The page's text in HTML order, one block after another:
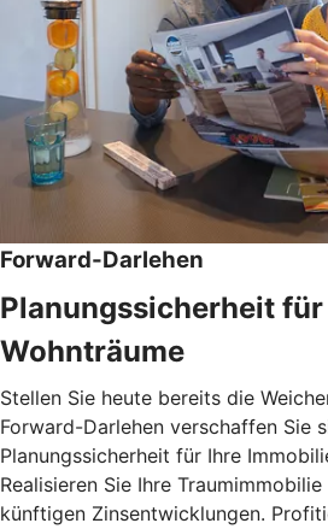
Forward-Darlehen
Planungssicherheit für
Wohnträume
Stellen Sie heute bereits die
Forward-Darlehen verschaffen Sie
Planungssicherheit für Ihre
Realisieren Sie Ihre
künftigen Zinsentwicklungen.